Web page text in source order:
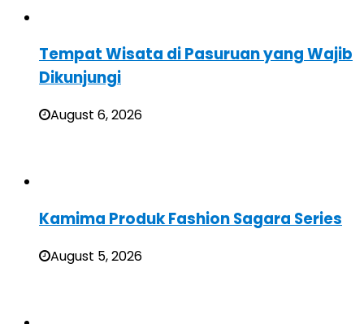
Tempat Wisata di Pasuruan yang Wajib
Dikunjungi
August 6, 2026
Kamima Produk Fashion Sagara Series
August 5, 2026